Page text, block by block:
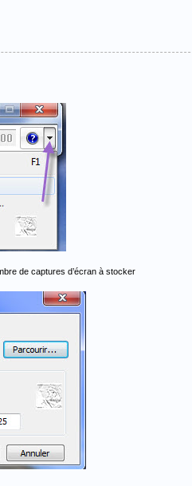
de captures d’écran à stocker